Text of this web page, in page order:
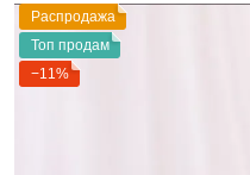
Распродажа
Топ продам
−11%